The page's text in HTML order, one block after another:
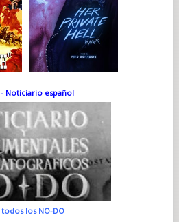
Noticiario español
los NO-DO